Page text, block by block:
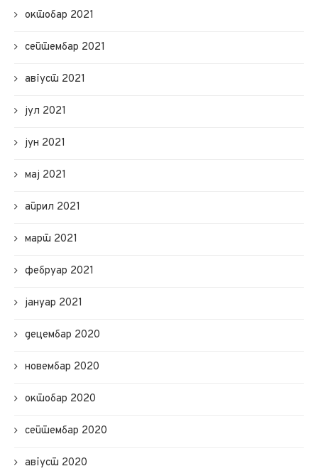
октобар 2021
септембар 2021
август 2021
јул 2021
јун 2021
мај 2021
април 2021
март 2021
фебруар 2021
јануар 2021
децембар 2020
новембар 2020
октобар 2020
септембар 2020
август 2020